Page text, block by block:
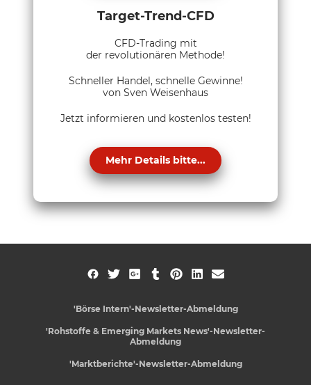
Target-Trend-CFD
CFD-Trading mit
der revolutionären Methode!
Schneller Handel, schnelle Gewinne!
von Sven Weisenhaus
Jetzt informieren und kostenlos testen!
Mehr Details bitte...
'Börse Intern'-Newsletter-Abmeldung
'Rohstoffe & Emerging Markets News'-Newsletter-
Abmeldung
'Marktberichte'-Newsletter-Abmeldung